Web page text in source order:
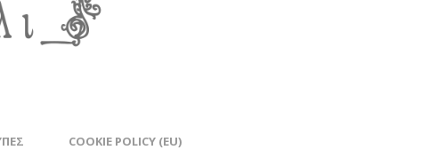
COOKIE POLICY (EU)